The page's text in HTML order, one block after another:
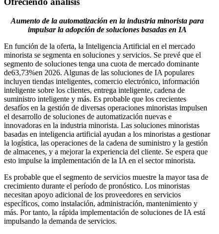
Aumento de la automatización en la industria minorista para
impulsar la adopción de soluciones basadas en IA
En función de la oferta, la Inteligencia Artificial en el mercado
minorista se segmenta en soluciones y servicios. Se prevé que el
segmento de soluciones tenga una cuota de mercado dominante
de63,73%en 2026. Algunas de las soluciones de IA populares
incluyen tiendas inteligentes, comercio electrónico, información
inteligente sobre los clientes, entrega inteligente, cadena de
suministro inteligente y más. Es probable que los crecientes
desafíos en la gestión de diversas operaciones minoristas impulsen
el desarrollo de soluciones de automatización nuevas e
innovadoras en la industria minorista. Las soluciones minoristas
basadas en inteligencia artificial ayudan a los minoristas a gestionar
la logística, las operaciones de la cadena de suministro y la gestión
de almacenes, y a mejorar la experiencia del cliente. Se espera que
esto impulse la implementación de la IA en el sector minorista.
Es probable que el segmento de servicios muestre la mayor tasa de
crecimiento durante el período de pronóstico. Los minoristas
necesitan apoyo adicional de los proveedores en servicios
específicos, como instalación, administración, mantenimiento y
más. Por tanto, la rápida implementación de soluciones de IA está
impulsando la demanda de servicios.